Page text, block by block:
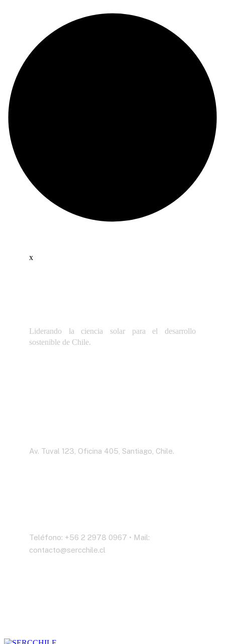
x
Liderando la ciencia solar para el desarrollo
sostenible de Chile.
Av. Tuval 123, Oficina 405, Santiago, Chile.
Teléfono: +56 2 2978 0967 • Mail:
contacto@sercchile.cl